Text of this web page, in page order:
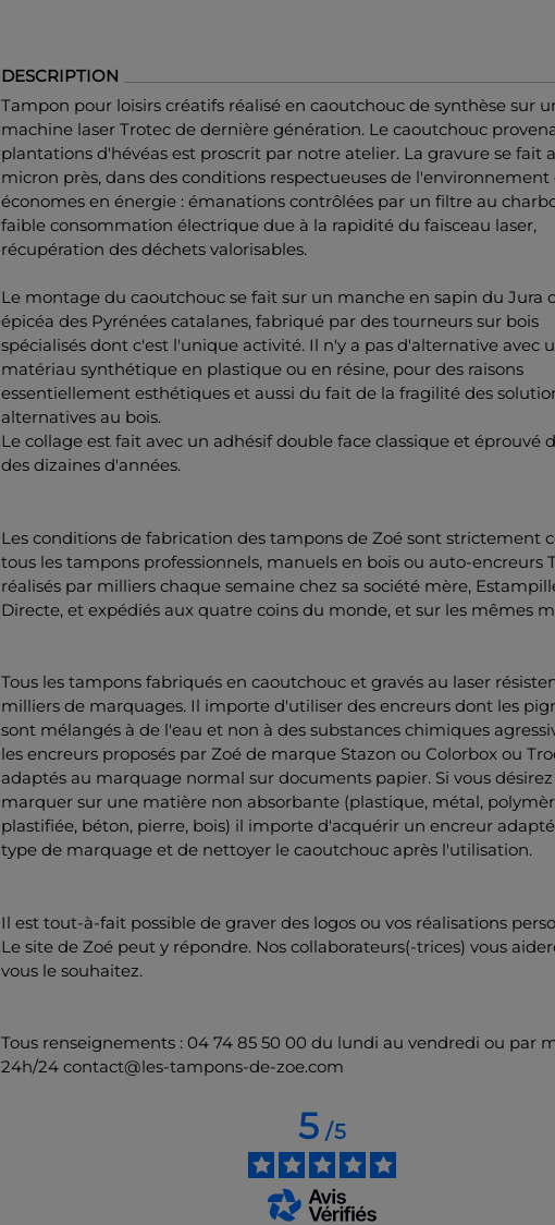
DESCRIPTION
Tampon pour loisirs créatifs réalisé en caoutchouc de synthèse sur
machine laser Trotec de dernière génération. Le caoutchouc
plantations d'hévéas est proscrit par notre atelier. La gravure se fait
micron près, dans des conditions respectueuses de l'environnement
économes en énergie : émanations contrôlées par un filtre au
faible consommation électrique due à la rapidité du faisceau laser,
récupération des déchets valorisables.
Le montage du caoutchouc se fait sur un manche en sapin du Jura
épicéa des Pyrénées catalanes, fabriqué par des tourneurs sur bois
spécialisés dont c'est l'unique activité. Il n'y a pas d'alternative avec
matériau synthétique en plastique ou en résine, pour des raisons
essentiellement esthétiques et aussi du fait de la fragilité des
alternatives au bois.
Le collage est fait avec un adhésif double face classique et éprouvé
des dizaines d'années.
Les conditions de fabrication des tampons de Zoé sont strictement
tous les tampons professionnels, manuels en bois ou auto-encreurs
réalisés par milliers chaque semaine chez sa société mère,
Directe, et expédiés aux quatre coins du monde, et sur les mêmes
Tous les tampons fabriqués en caoutchouc et gravés au laser
milliers de marquages. Il importe d'utiliser des encreurs dont les
sont mélangés à de l'eau et non à des substances chimiques
les encreurs proposés par Zoé de marque Stazon ou Colorbox ou
adaptés au marquage normal sur documents papier. Si vous désirez
marquer sur une matière non absorbante (plastique, métal,
plastifiée, béton, pierre, bois) il importe d'acquérir un encreur
type de marquage et de nettoyer le caoutchouc après l'utilisation.
Il est tout-à-fait possible de graver des logos ou vos réalisations
Le site de Zoé peut y répondre. Nos collaborateurs(-trices) vous
vous le souhaitez.
Tous renseignements : 04 74 85 50 00 du lundi au vendredi ou par
24h/24 contact@les-tampons-de-zoe.com
5/5